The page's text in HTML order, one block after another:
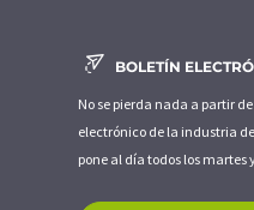
BOLETÍN
No se pierda nada a partir
electrónico de la industria
pone al día todos los martes